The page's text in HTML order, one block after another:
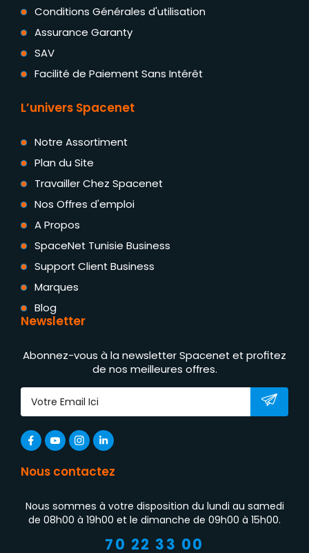
Conditions Générales d'utilisation
Assurance Garanty
SAV
Facilité de Paiement Sans Intérêt
L’univers Spacenet
Notre Assortiment
Plan du Site
Travailler Chez Spacenet
Nos Offres d'emploi
A Propos
SpaceNet Tunisie Business
Support Client Business
Marques
Blog
Newsletter
Abonnez-vous à la newsletter Spacenet et profitez
de nos meilleures offres.
Nous contactez
Nous sommes à votre disposition du lundi au samedi
de 08h00 à 19h00 et le dimanche de 09h00 à 15h00.
70 22 33 00